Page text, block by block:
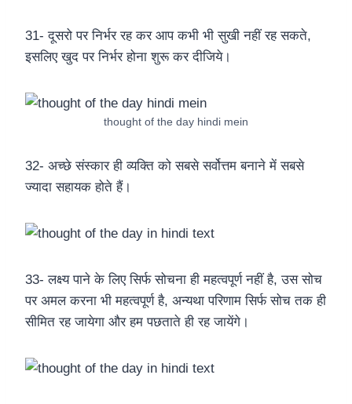
31- दूसरो पर निर्भर रह कर आप कभी भी सुखी नहीं रह सकते,
इसलिए खुद पर निर्भर होना शुरू कर दीजिये।
thought of the day hindi mein
32- अच्छे संस्कार ही व्यक्ति को सबसे सर्वोत्तम बनाने में सबसे
ज्यादा सहायक होते हैं।
33- लक्ष्य पाने के लिए सिर्फ सोचना ही महत्वपूर्ण नहीं है, उस सोच
पर अमल करना भी महत्वपूर्ण है, अन्यथा परिणाम सिर्फ सोच तक ही
सीमित रह जायेगा और हम पछताते ही रह जायेंगे।